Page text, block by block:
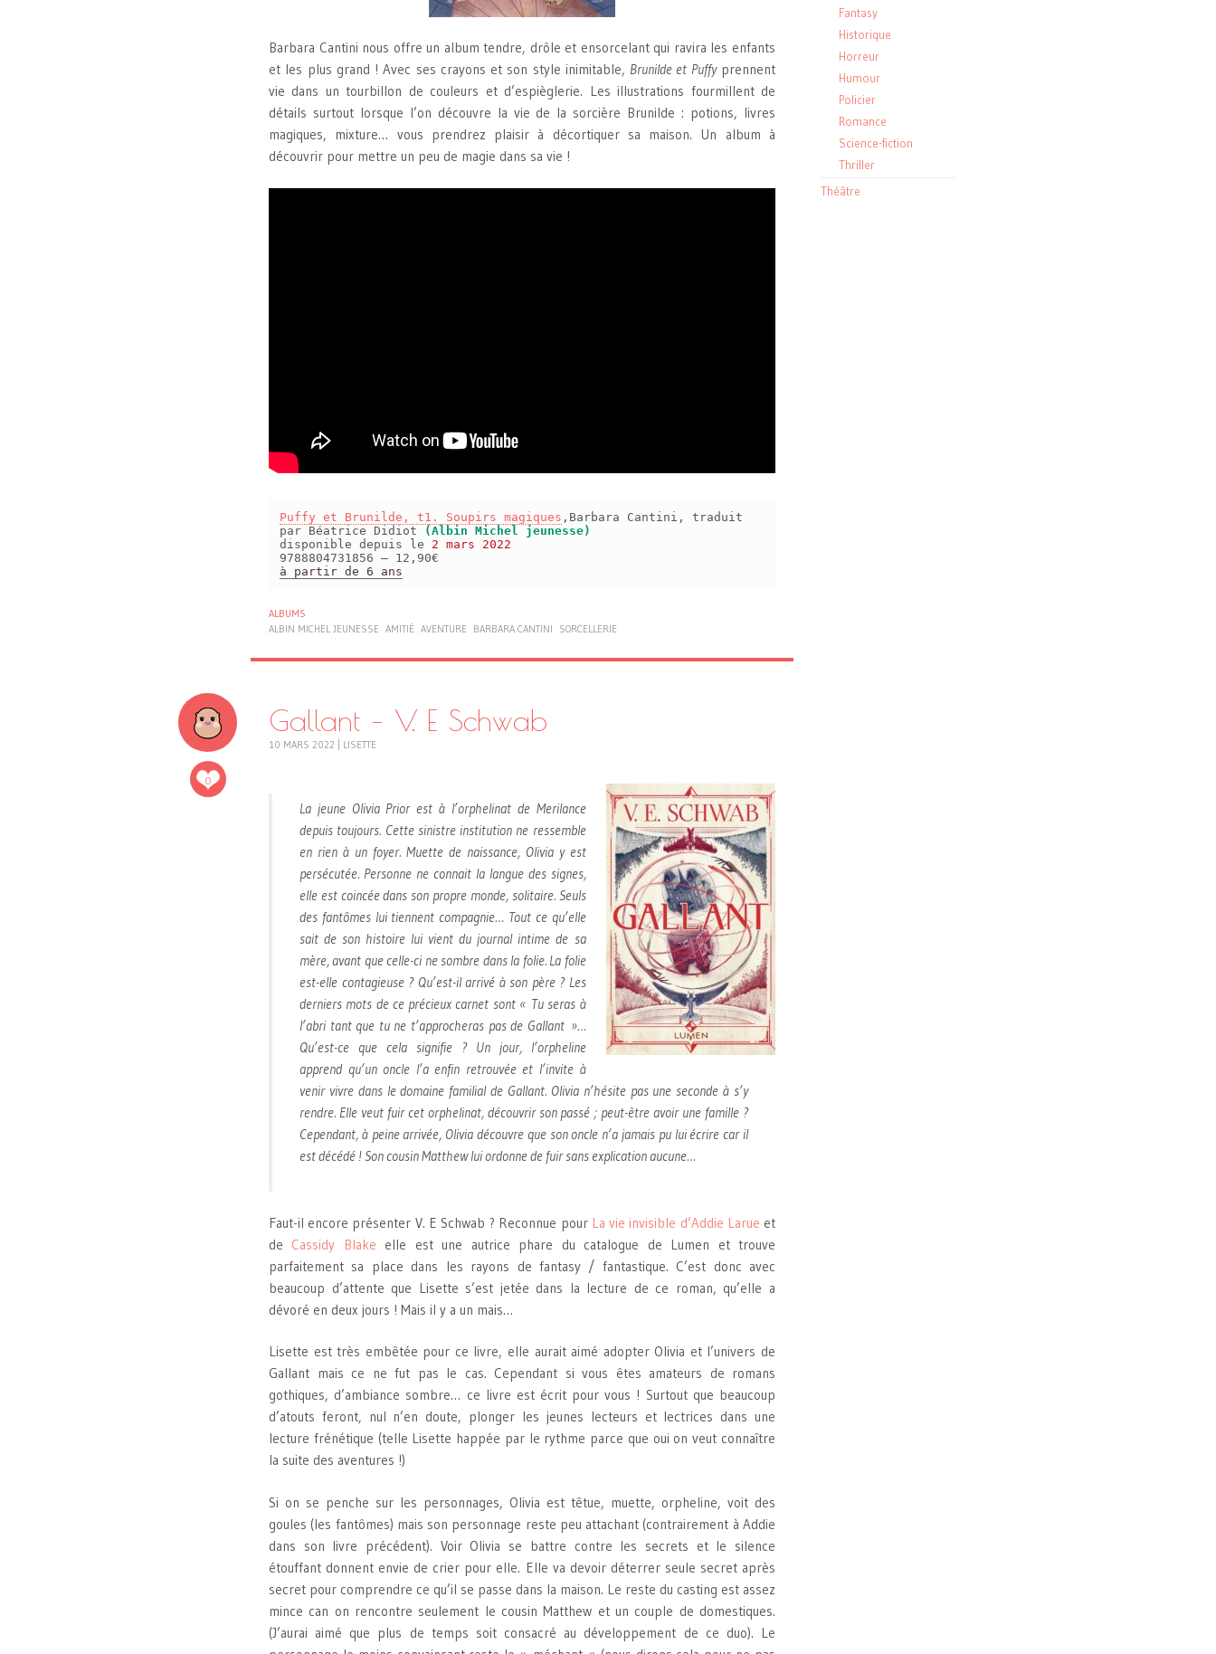
Barbara Cantini nous offre un album tendre, drôle et ensorcelant qui ravira les enfants
et les plus grand ! Avec ses crayons et son style inimitable, Brunilde et Puffyprennent
vie dans un tourbillon de couleurs et d’espièglerie. Les illustrations fourmillent de
détails surtout lorsque l’on découvre la vie de la sorcière Brunilde : potions, livres
magiques, mixture… vous prendrez plaisir à décortiquer sa maison. Un album à
découvrir pour mettre un peu de magie dans sa vie !
Puffy et Brunilde, t1. Soupirs magiques ,Barbara Cantini, traduit
par Béatrice Didiot
(Albin Michel jeunesse)
disponible depuis le 2 mars 2022
9788804731856 – 12,90€
à partir de 6 ans
ALBUMS
ALBIN MICHEL JEUNESSE AMITIÉ AVENTURE BARBARA CANTINI SORCELLERIE
0
Gallant – V. E Schwab
10 MARS 2022 LISETTE
La jeune Olivia Prior est à l’orphelinat de Merilance
depuis toujours. Cette sinistre institution ne ressemble
en rien à un foyer. Muette de naissance, Olivia y est
persécutée. Personne ne connait la langue des signes,
elle est coincée dans son propre monde, solitaire. Seuls
des fantômes lui tiennent compagnie… Tout ce qu’elle
sait de son histoire lui vient du journal intime de sa
mère, avant que celle-ci ne sombre dans la folie. La folie
est-elle contagieuse ? Qu’est-il arrivé à son père ? Les
derniers mots de ce précieux carnet sont « Tu seras à
l’abri tant que tu ne t’approcheras pas de Gallant »…
Qu’est-ce que cela signifie ? Un jour, l’orpheline
apprend qu’un oncle l’a enfin retrouvée et l’invite à
venir vivre dans le domaine familial de Gallant. Olivia n’hésite pas une seconde à s’y
rendre. Elle veut fuir cet orphelinat, découvrir son passé ; peut-être avoir une famille ?
Cependant, à peine arrivée, Olivia découvre que son oncle n’a jamais pu lui écrire car il
est décédé ! Son cousin Matthew lui ordonne de fuir sans explication aucune…
Faut-il encore présenter V. E Schwab ? Reconnue pour La vie invisible d’Addie Larue et
de Cassidy Blake elle est une autrice phare du catalogue de Lumen et trouve
parfaitement sa place dans les rayons de fantasy / fantastique. C’est donc avec
beaucoup d’attente que Lisette s’est jetée dans la lecture de ce roman, qu’elle a
dévoré en deux jours ! Mais il y a un mais…
Lisette est très embêtée pour ce livre, elle aurait aimé adopter Olivia et l’univers de
Gallant mais ce ne fut pas le cas. Cependant si vous êtes amateurs de romans
gothiques, d’ambiance sombre… ce livre est écrit pour vous ! Surtout que beaucoup
d’atouts feront, nul n’en doute, plonger les jeunes lecteurs et lectrices dans une
lecture frénétique (telle Lisette happée par le rythme parce que oui on veut connaître
la suite des aventures !)
Si on se penche sur les personnages, Olivia est têtue, muette, orpheline, voit des
goules (les fantômes) mais son personnage reste peu attachant (contrairement à Addie
dans son livre précédent). Voir Olivia se battre contre les secrets et le silence
étouffant donnent envie de crier pour elle. Elle va devoir déterrer seule secret après
secret pour comprendre ce qu’il se passe dans la maison. Le reste du casting est assez
mince can on rencontre seulement le cousin Matthew et un couple de domestiques.
(J’aurai aimé que plus de temps soit consacré au développement de ce duo). Le
Fantasy
Historique
Horreur
Humour
Policier
Romance
Science-fiction
Thriller
Théâtre